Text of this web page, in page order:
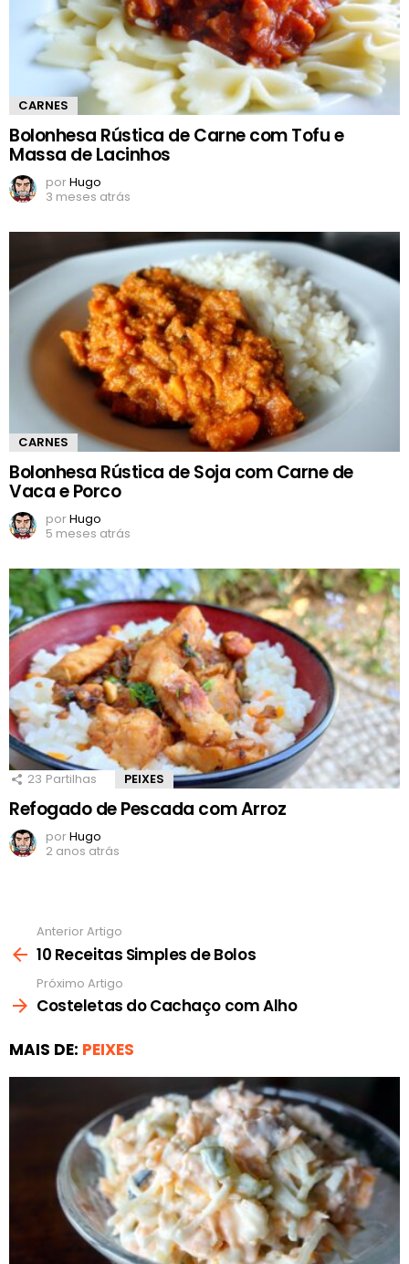
CARNES
Bolonhesa Rústica de Carne com Tofu e
Massa de Lacinhos
porHugo
3 meses atrás
CARNES
Bolonhesa Rústica de Soja com Carne de
Vaca e Porco
porHugo
5 meses atrás
23 Partilhas PEIXES
Refogado de Pescada com Arroz
porHugo
2 anos atrás
mais
Anterior Artigo
10 Receitas Simples de Bolos
Próximo Artigo
Costeletas do Cachaço com Alho
MAIS DE: PEIXES